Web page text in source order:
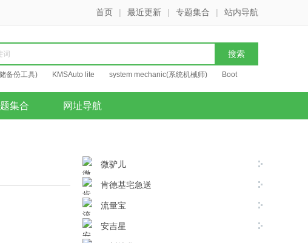
首页 | 最近更新 | 专题集合 | 站内导航
备份工具) KMSAuto lite system mechanic(系统机械师) Boot
集合 网址导航
微驴儿
肯德基宅急送
流量宝
安吉星